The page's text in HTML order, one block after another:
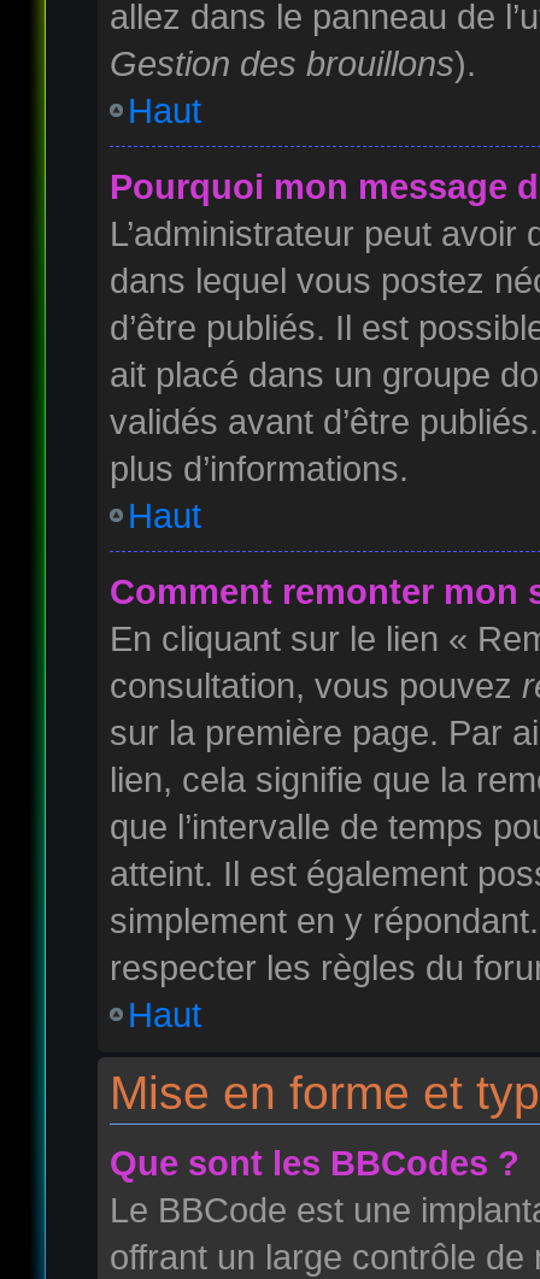
allez dans le panneau de
Gestion des brouillons).
Haut
Pourquoi mon message
L’administrateur peut
dans lequel vous postez
d’être publiés. Il est
ait placé dans un groupe
validés avant d’être
plus d’informations.
Haut
Comment remonter mon
En cliquant sur le lien «
consultation, vous pouvez
sur la première page. Par
lien, cela signifie que la
que l’intervalle de temps
atteint. Il est également
simplement en y
respecter les règles du
Haut
Mise en forme et
Que sont les BBCodes ?
Le BBCode est une
offrant un large contrôle de